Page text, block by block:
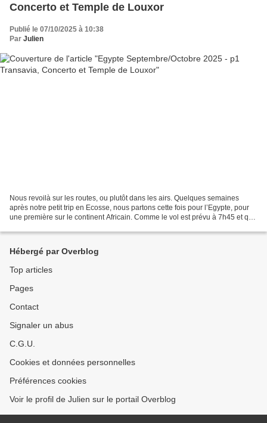
Concerto et Temple de Louxor
Publié le 07/10/2025 à 10:38
Par Julien
Nous revoilà sur les routes, ou plutôt dans les airs. Quelques semaines
après notre petit trip en Ecosse, nous partons cette fois pour l’Egypte, pour
une première sur le continent Africain. Comme le vol est prévu à 7h45 et que
Hébergé par Overblog
Top articles
Pages
Contact
Signaler un abus
C.G.U.
Cookies et données personnelles
Préférences cookies
Voir le profil de Julien sur le portail Overblog